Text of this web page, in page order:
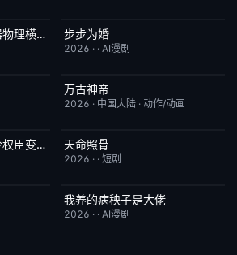
10.0两界穿梭：我用热武器物理横推修真界 完结
步步为婚
2026 · · AI漫剧
更新至第7集
万古神帝
2026 · 中国大陆 · 动作/动画
10.0和嫡姐进错婚房，清冷权臣变忠犬 完结
天命照骨
2026 · · 短剧
完结
我养的病秧子是大佬
2026 · · AI漫剧